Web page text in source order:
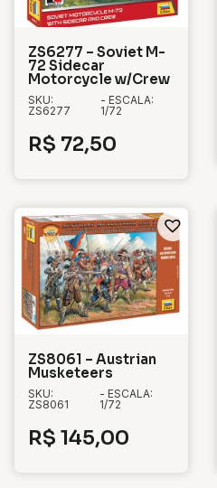
ZS6277 – Soviet M-
72 Sidecar
Motorcycle w/Crew
SKU:
ZS6277
- ESCALA:
1/72
R$ 72,50
ZS8061 – Austrian
Musketeers
SKU:
ZS8061
- ESCALA:
1/72
R$ 145,00